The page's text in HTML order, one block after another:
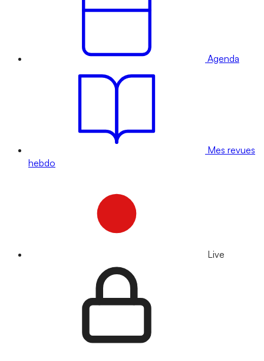
Agenda
Mes revues
hebdo
Live